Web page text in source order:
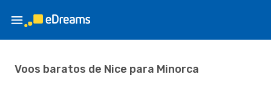
Voos baratos de Nice para Minorca